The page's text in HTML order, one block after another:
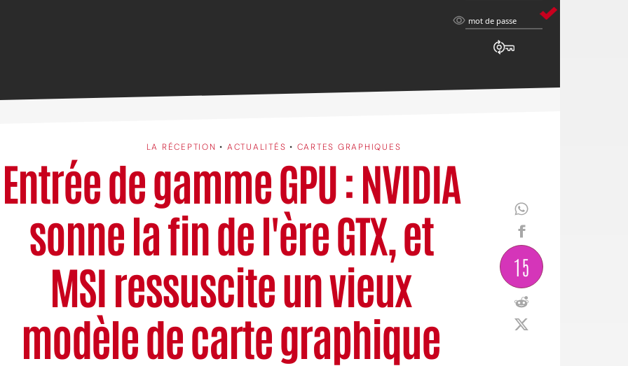
mot
mot de passe
LA RÉCEPTION • ACTUALITÉS • CARTES GRAPHIQUES
Entrée de gamme GPU : NVIDIA
sonne la fin de l'ère GTX, et
MSI ressuscite un vieux
modèle de carte graphique
15